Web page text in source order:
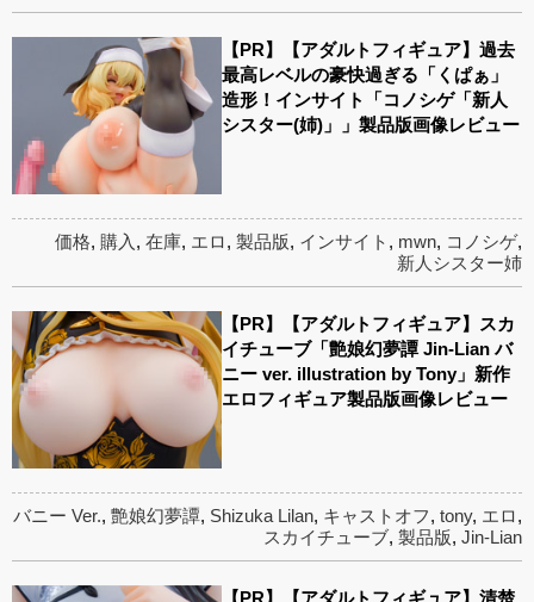
【PR】【アダルトフィギュア】過去
最高レベルの豪快過ぎる「くぱぁ」
造形！インサイト「コノシゲ「新人
シスター(姉)」」製品版画像レビュー
価格, 購入 , 在庫, エロ, 製品版, インサイト , mwn, コノシゲ,
新人シスター姉
【PR】【アダルトフィギュア】スカ
イチューブ「艶娘幻夢譚 Jin-Lian バ
ニー ver. illustration by Tony」新作
エロフィギュア製品版画像レビュー
バニー Ver., 艶娘幻夢譚, Shizuka Lilan, キャストオフ, tony, エロ,
スカイチューブ, 製品版, Jin-Lian
【PR】【アダルトフィギュア】清楚